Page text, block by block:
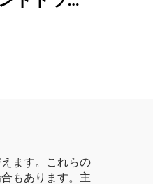
ます。これらの
もあります。主